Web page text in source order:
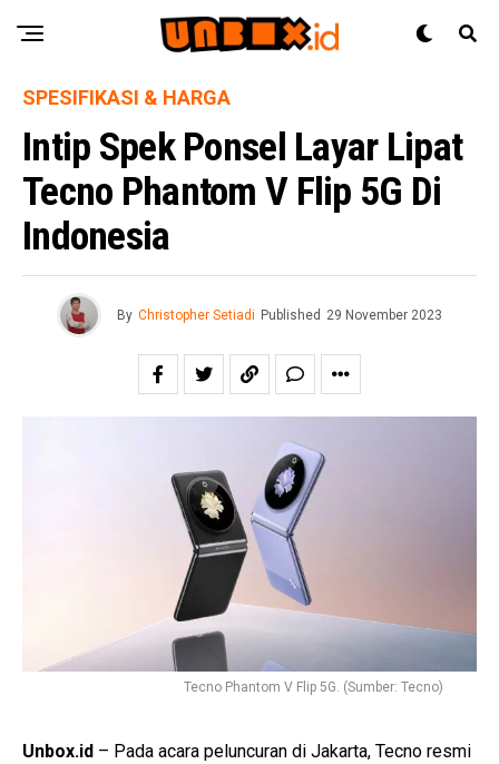
SPESIFIKASI & HARGA
Intip Spek Ponsel Layar Lipat
Tecno Phantom V Flip 5G Di
Indonesia
By Christopher Setiadi Published 29 November 2023
Tecno Phantom V Flip 5G. (Sumber: Tecno)
Unbox.id – Pada acara peluncuran di Jakarta, Tecno resmi